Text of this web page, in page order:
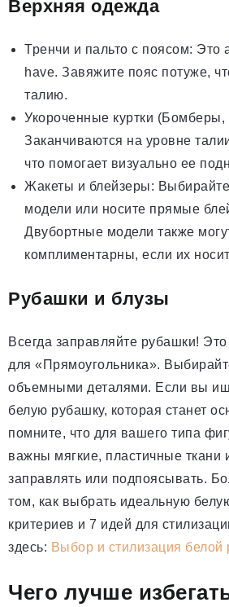
Верхняя одежда
Тренчи и пальто с поясом: Это
have. Завяжите пояс потуже,
талию.
Укороченные куртки (Бомберы,
Заканчиваются на уровне
что помогает визуально ее
Жакеты и блейзеры:
модели или носите прямые
Двубортные модели также
комплиментарны, если их
Рубашки и блузы
Всегда заправляйте рубашки!
для «Прямоугольника».
объемными деталями. Если вы
белую рубашку, которая станет
помните, что для вашего типа
важны мягкие, пластичные ткани
заправлять или подпоясывать.
том, как выбрать идеальную
критериев и 7 идей для
здесь: Выбор и стилизация белой
Чего лучше